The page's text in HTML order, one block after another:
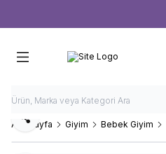
Ana Sayfa Giyim Bebek Giyim
Paylaş